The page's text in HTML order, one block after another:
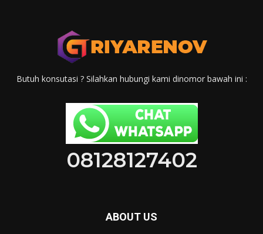
Butuh konsutasi ? Silahkan hubungi kami dinomor bawah ini :
08128127402
ABOUT US